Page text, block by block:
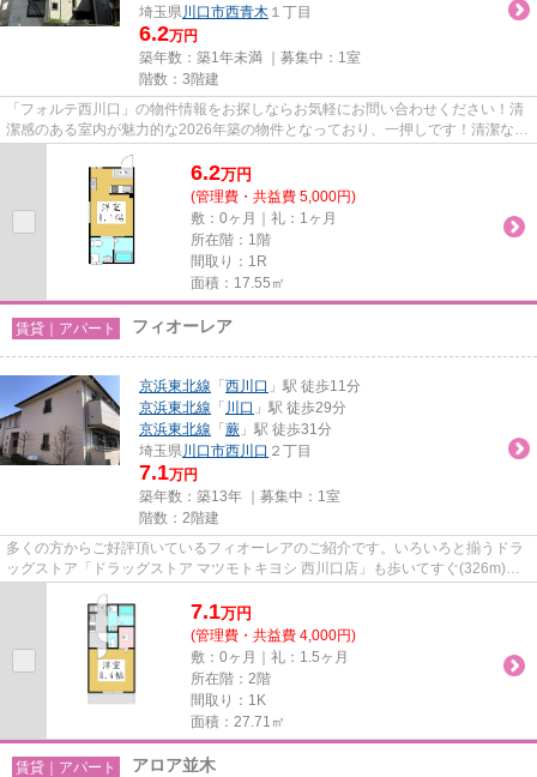
埼玉県川口市西青木 １丁目
6.2万円
築年数：築1年未満 ｜募集中： 1室
階数：3階建
「フォルテ西川口」の物件情報をお探しならお気軽にお問い合わせください！清
潔感のある室内が魅力的な2026年築の物件となっており、一押しです！清潔な敷
6.2万円
(管理費・共益費 5,000円)
敷：0ヶ月｜礼：1ヶ月
所在階：1階
間取り：1R
面積：17.55㎡
賃貸｜アパート フィオーレア
京浜東北線 「 西川口 」駅 徒歩11分
京浜東北線 「 川口 」駅 徒歩29分
京浜東北線 「 蕨 」駅 徒歩31分
埼玉県川口市西川口 ２丁目
7.1万円
築年数：築13年 ｜募集中： 1室
階数：2階建
多くの方からご好評頂いているフィオーレアのご紹介です。いろいろと揃うドラ
ッグストア「ドラッグストア マツモトキヨシ 西川口店」も歩いてすぐ(326m)。
7.1万円
(管理費・共益費 4,000円)
敷：0ヶ月｜礼：1.5ヶ月
所在階：2階
間取り：1K
面積：27.71㎡
賃貸｜アパート アロア並木